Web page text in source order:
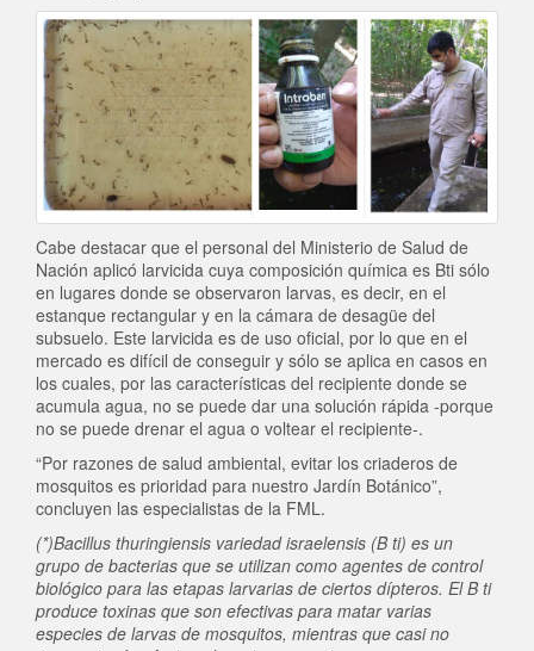
Cabe destacar que el personal del Ministerio de Salud de
Nación aplicó larvicida cuya composición química es Bti sólo
en lugares donde se observaron larvas, es decir, en el
estanque rectangular y en la cámara de desagüe del
subsuelo. Este larvicida es de uso oficial, por lo que en el
mercado es difícil de conseguir y sólo se aplica en casos en
los cuales, por las características del recipiente donde se
acumula agua, no se puede dar una solución rápida -porque
no se puede drenar el agua o voltear el recipiente-.
“Por razones de salud ambiental, evitar los criaderos de
mosquitos es prioridad para nuestro Jardín Botánico”,
concluyen las especialistas de la FML.
(*)Bacillus thuringiensis variedad israelensis (B ti) es un
grupo de bacterias que se utilizan como agentes de control
biológico para las etapas larvarias de ciertos dípteros. El B ti
produce toxinas que son efectivas para matar varias
especies de larvas de mosquitos, mientras que casi no